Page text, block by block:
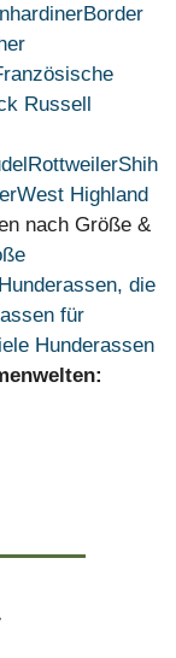
Border
Russell
RottweilerShih
West Highland
nach Größe &
die
für
Hunderassen